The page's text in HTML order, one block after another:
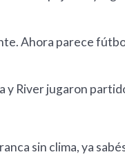
Ahora parece
y River jugaron
sin clima, ya